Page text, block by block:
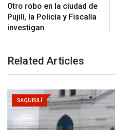
Otro robo en la ciudad de
Pujilí, la Policía y Fiscalía
investigan
Related Articles
SAQUISILÍ